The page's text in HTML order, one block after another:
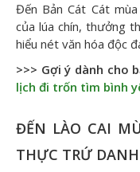
Đến Bản Cát Cát
của lúa chín, thưởng
hiểu nét văn hóa độc
>>> Gợi ý dành cho
lịch đi trốn tìm bình
ĐẾN LÀO CAI
THỰC TRỨ DANH